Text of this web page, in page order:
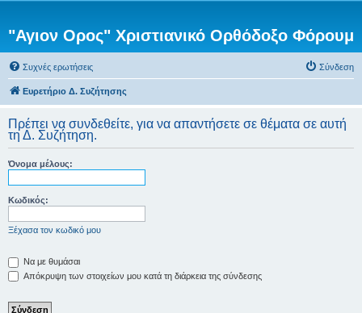
"Αγιον Ορος" Χριστιανικό Ορθόδοξο Φόρουμ
Συχνές ερωτήσεις Σύνδεση
Ευρετήριο Δ. Συζήτησης
Πρέπει να συνδεθείτε, για να απαντήσετε σε θέματα σε αυτή
τη Δ. Συζήτηση.
Όνομα μέλους:
Κωδικός:
Ξέχασα τον κωδικό μου
Να με θυμάσαι
Απόκρυψη των στοιχείων μου κατά τη διάρκεια της σύνδεσης